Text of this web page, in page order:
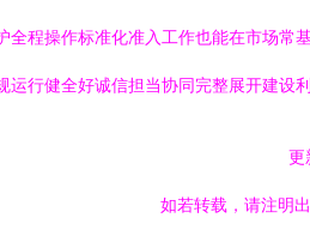
程操作标准化准入工作也能在市场
运行健全好诚信担当协同完整展开建
更
如若转载，请注明